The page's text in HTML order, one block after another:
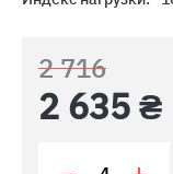
2 716
2 635 ₴